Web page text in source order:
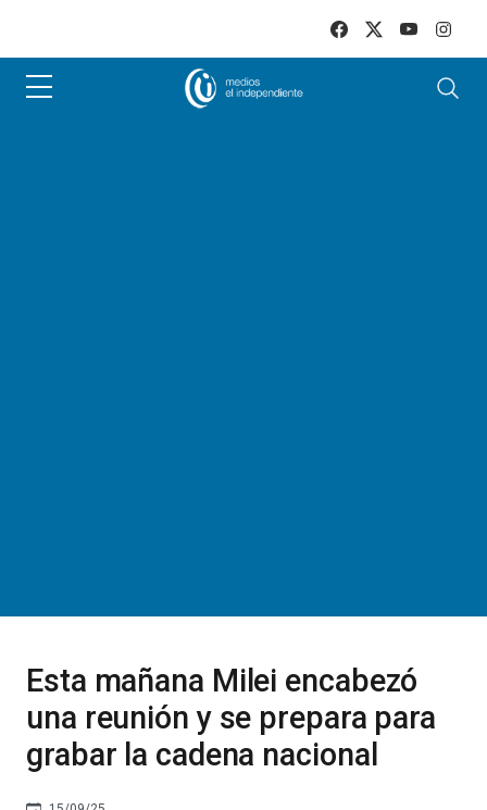
Esta mañana Milei encabezó
una reunión y se prepara para
grabar la cadena nacional